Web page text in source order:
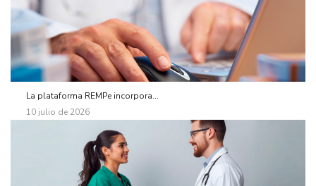
La plataforma REMPe incorpora...
10 julio de 2026